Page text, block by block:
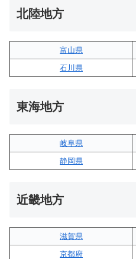
北陸地方
富山県
石川県
東海地方
岐阜県
静岡県
近畿地方
滋賀県
京都府